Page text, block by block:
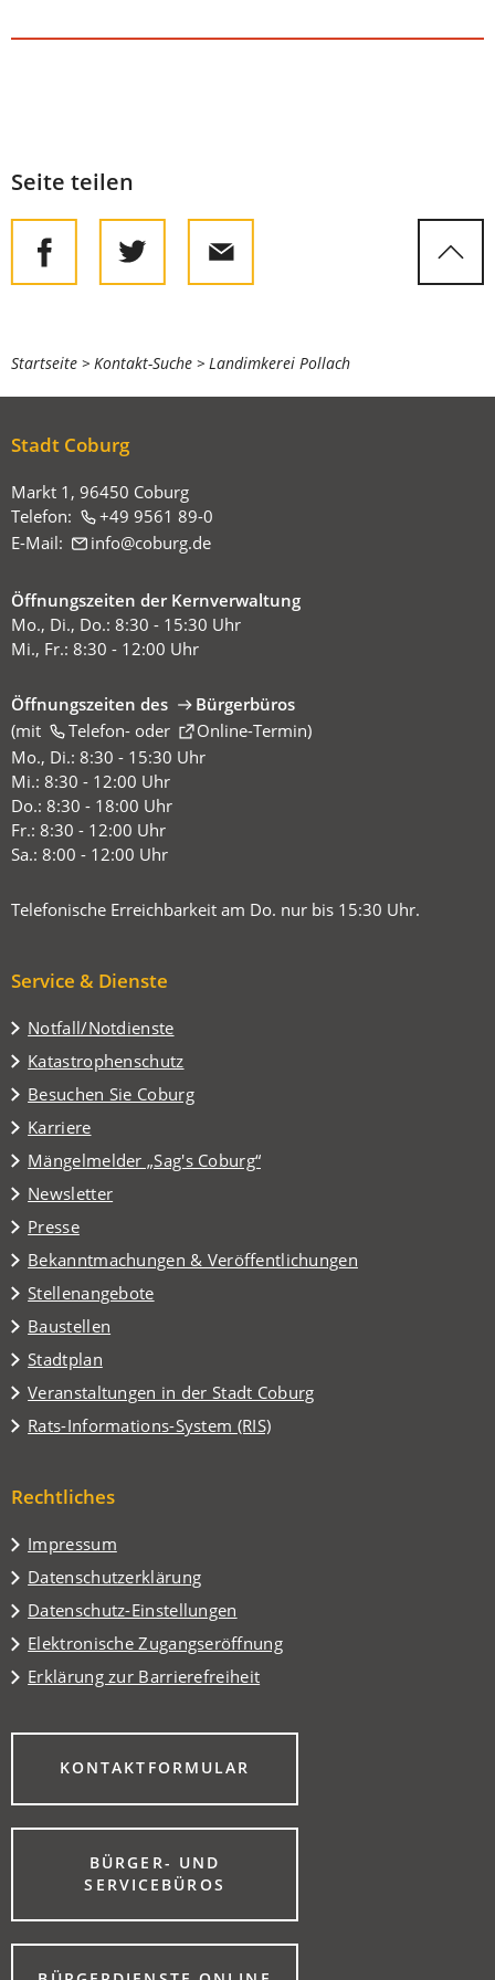
Seite teilen
Sie
befinden
sich
Startseite Kontakt-Suche Landimkerei Pollach
Stadt Coburg
Markt 1, 96450 Coburg
Telefon:
+49 9561 89-0
E-Mail:
info coburg de
Öffnungszeiten der Kernverwaltung
Mo., Di., Do.: 8:30 - 15:30 Uhr
Mi., Fr.: 8:30 - 12:00 Uhr
Öffnungszeiten des
Bürgerbüros
(mit
Telefon-oder Online-Termin
(Öffnet
in
einem
neuen
Tab)
)
Mo., Di.: 8:30 - 15:30 Uhr
Mi.: 8:30 - 12:00 Uhr
Do.: 8:30 - 18:00 Uhr
Fr.: 8:30 - 12:00 Uhr
Sa.: 8:00 - 12:00 Uhr
Telefonische Erreichbarkeit am Do. nur bis 15:30 Uhr.
Service & Dienste
Notfall/Notdienste
Katastrophenschutz
Besuchen Sie Coburg
(Öffnet
in
einem
neuen
Tab)
Karriere
Mängelmelder „Sag's Coburg“
(Öffnet
in
einem
neuen
Tab)
Newsletter
Presse
Bekanntmachungen & Veröffentlichungen
Stellenangebote
Baustellen
Stadtplan
(Öffnet
in
einem
neuen
Veranstaltungen in der Stadt Coburg
(Öffnet
in
einem
Tab)
Rats-Informations-System (RIS)
(Öffnet
neuen
Rechtliches
Impressum
Datenschutzerklärung
Datenschutz-Einstellungen
Elektronische Zugangseröffnung
Erklärung zur Barrierefreiheit
KONTAKTFORMULAR
(ÖFFNET
EINEM
NEUEN
BÜRGER- UND
SERVICEBÜROS
(ÖFFNET
EINEM
NEUEN
TAB)